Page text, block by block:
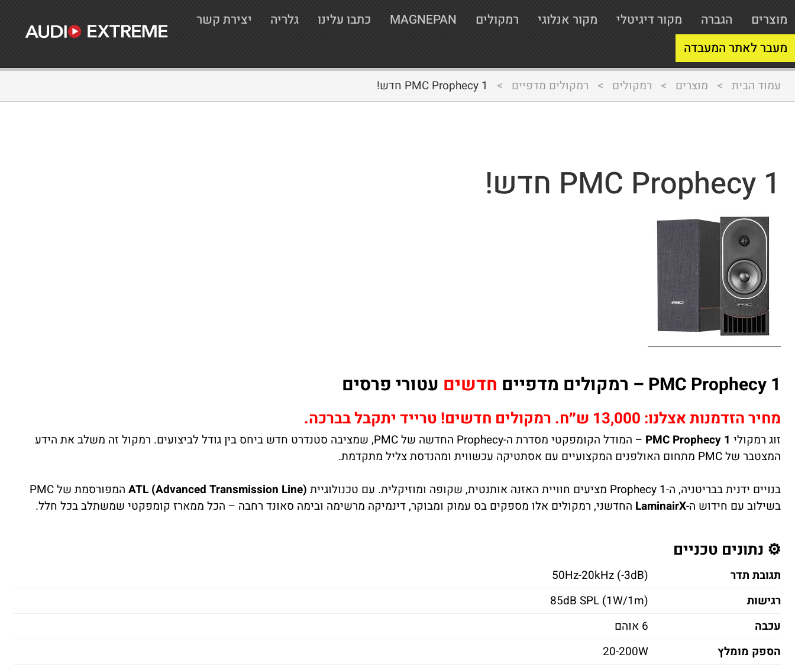
מוצרים הגברה מקור דיגיטלי מקור אנלוגי רמקולים MAGNEPAN כתבו עלינו גלריה
יצירת קשר
מעבר לאתר המעבדה
עמוד הבית> מוצרים > רמקולים > רמקולים מדפיים > PMC Prophecy 1 חדש!
PMC Prophecy 1 חדש!
PMC Prophecy 1 – רמקולים מדפיים חדשים עטורי פרסים
מחיר הזדמנות אצלנו: 13,000 ש״ח. רמקולים חדשים! טרייד יתקבל בברכה.
זוג רמקולי PMC Prophecy 1
– המודל הקומפקטי מסדרת ה-Prophecy החדשה של PMC, שמציבה סטנדרט חדש ביחס בין גודל לביצועים. רמקול זה משלב את הידע
המצטבר של PMC מתחום האולפנים המקצועיים עם אסתטיקה עכשווית ומהנדסת צליל מתקדמת.
בנויים ידנית בבריטניה, ה-Prophecy 1 מציעים חוויית האזנה אותנטית, שקופה ומוזיקלית. עם טכנולוגיית ATL (Advanced Transmission Line)
המפורסמת של PMC
בשילוב עם חידוש ה-LaminairX החדשני, רמקולים אלו מספקים בס עמוק ומבוקר, דינמיקה מרשימה ובימה סאונד רחבה – הכל ממארז קומפקטי שמשתלב בכל חלל.
⚙️ נתונים טכניים
תגובת תדר
50Hz-20kHz (-3dB)
רגישות
85dB SPL (1W/1m)
עכבה
6 אוהם
הספק מומלץ
20-200W